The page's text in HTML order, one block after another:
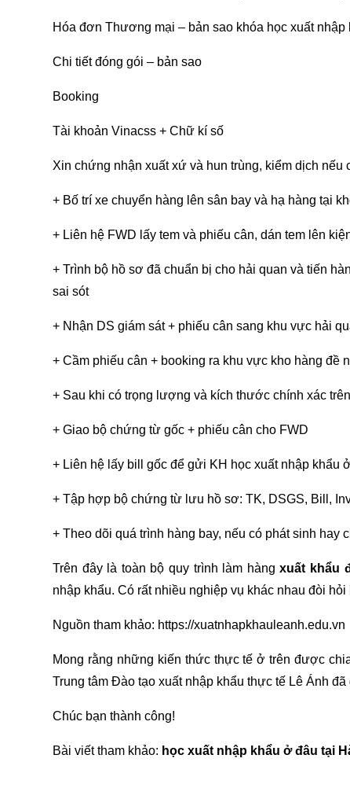
Hóa đơn Thương mại – bản sao khóa học xuất
Chi tiết đóng gói – bản sao
Booking
Tài khoản Vinacss + Chữ kí số
Xin chứng nhận xuất xứ và hun trùng, kiểm dịch nếu
+ Bố trí xe chuyển hàng lên sân bay và hạ hàng tại
+ Liên hệ FWD lấy tem và phiếu cân, dán tem lên
+ Trình bộ hồ sơ đã chuẩn bị cho hải quan và tiến
sai sót
+ Nhận DS giám sát + phiếu cân sang khu vực hải
+ Cầm phiếu cân + booking ra khu vực kho hàng đề
+ Sau khi có trọng lượng và kích thước chính xác
+ Giao bộ chứng từ gốc + phiếu cân cho FWD
+ Liên hệ lấy bill gốc để gửi KH học xuất nhập khẩu
+ Tập hợp bộ chứng từ lưu hồ sơ: TK, DSGS, Bill,
+ Theo dõi quá trình hàng bay, nếu có phát sinh hay
Trên đây là toàn bộ quy trình làm hàngxuất khẩu
nhập khẩu. Có rất nhiều nghiệp vụ khác nhau đòi
Nguồn tham khảo: https://xuatnhapkhauleanh.edu.vn
Mong rằng những kiến thức thực tế ở trên được
Trung tâm Đào tạo xuất nhập khẩu thực tế Lê Ánh đã
Chúc bạn thành công!
Bài viết tham khảo: học xuất nhập khẩu ở đâu tại